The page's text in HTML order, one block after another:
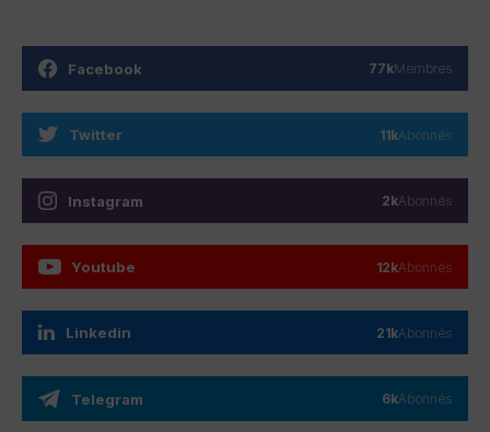
Facebook 77kMembres
Twitter 11kAbonnés
Instagram 2kAbonnés
Youtube 12kAbonnés
Linkedin 21kAbonnés
Telegram 6kAbonnés